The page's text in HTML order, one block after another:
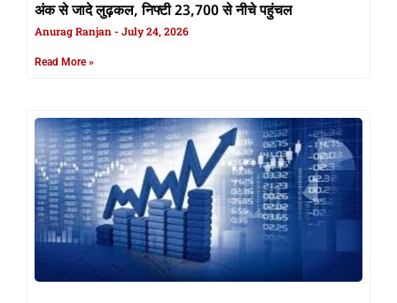
अंक से जादे लुढ़कल, निफ्टी 23,700 से नीचे पहुंचल
Anurag Ranjan July 24, 2026
Read More »